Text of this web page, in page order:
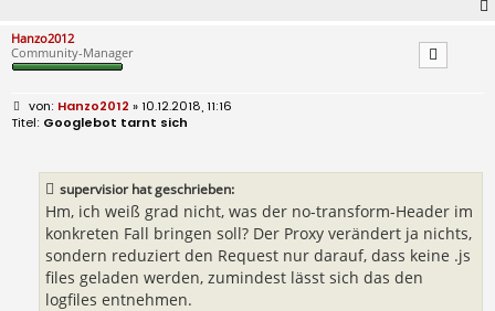
Hanzo2012
Community-Manager
B
e
Hanzo2012 » 10.12.2018, 11:16
Googlebot tarnt sich
supervisior hat geschrieben:
Hm, ich weiß grad nicht, was der no-transform-Header im
konkreten Fall bringen soll? Der Proxy verändert ja nichts,
sondern reduziert den Request nur darauf, dass keine .js
files geladen werden, zumindest lässt sich das den
logfiles entnehmen.